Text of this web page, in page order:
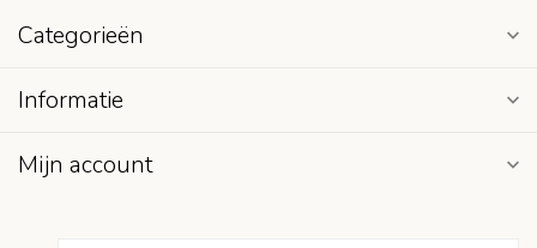
Categorieën
Informatie
Mijn account